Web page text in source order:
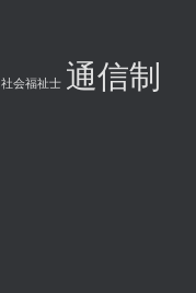
社会福祉士 通信制